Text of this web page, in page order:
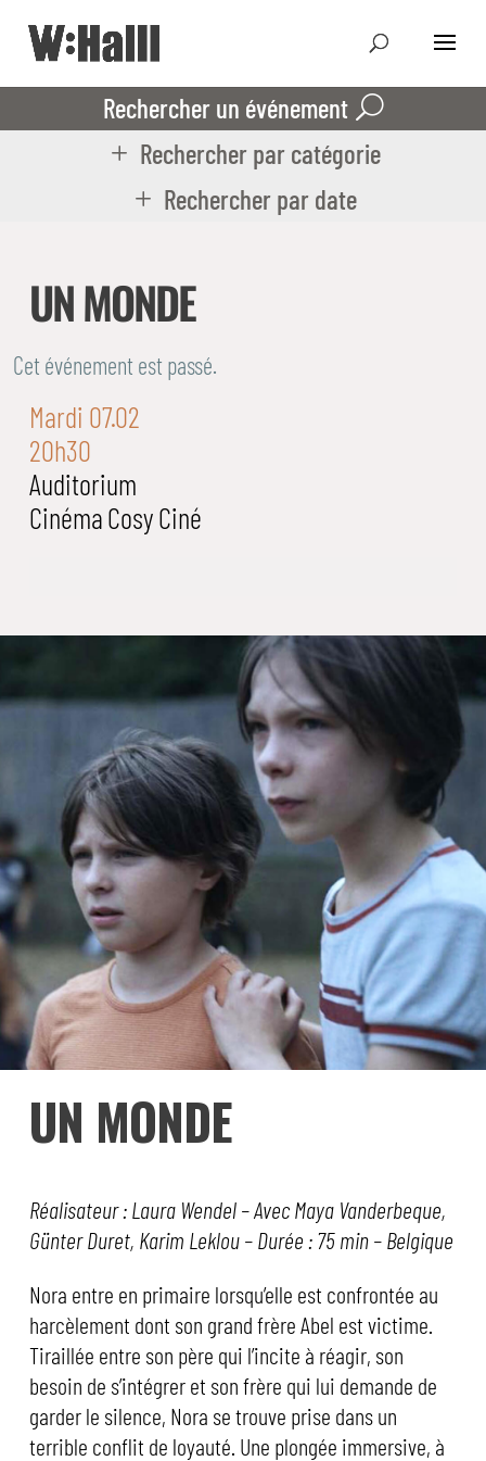
Rechercher un événement
Rechercher par catégorie
Rechercher par date
UN MONDE
Cet événement est passé.
Mardi 07.02
20h30
Auditorium
CinémaCosy Ciné
UN MONDE
Réalisateur : Laura Wendel – Avec Maya Vanderbeque,
Günter Duret, Karim Leklou – Durée : 75 min – Belgique
Nora entre en primaire lorsqu’elle est confrontée au
harcèlement dont son grand frère Abel est victime.
Tiraillée entre son père qui l’incite à réagir, son
besoin de s’intégrer et son frère qui lui demande de
garder le silence, Nora se trouve prise dans un
terrible conflit de loyauté. Une plongée immersive, à